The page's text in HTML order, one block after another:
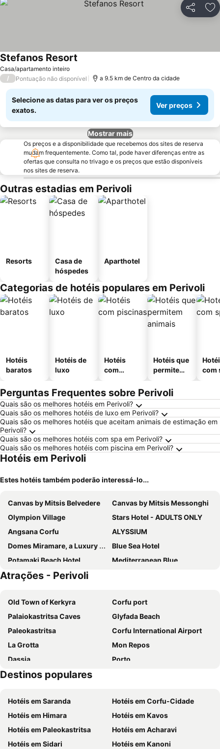
Partilhar
Casa/apartamento inteiro
Stefanos Resort
/ Pontuação não disponível a 9.5 km de Centro da cidade
Selecione as datas para ver os preços
exatos.
Ver preços
Mostrar mais
Os preços e a disponibilidade que recebemos dos sites de reserva
mudam frequentemente. Como tal, pode haver diferenças entre as
ofertas que consulta no trivago e os preços que estão disponíveis
nos sites de reserva.
Outras estadias em Perivoli
Resorts
Casa de
hóspedes
Aparthotel
Categorias de hotéis populares em Perivoli
Hotéis
baratos
Hotéis de
luxo
Hotéis
com
Hotéis que
permitem
com
Perguntas Frequentes sobre Perivoli
Quais são os melhores hotéis em Perivoli?
Quais são os melhores hotéis de luxo em Perivoli?
Quais são os melhores hotéis que aceitam animais de estimação em
Perivoli?
Quais são os melhores hotéis com spa em Perivoli?
Quais são os melhores hotéis com piscina em Perivoli?
Hotéis em Perivoli
Estes hotéis também poderão interessá-lo...
Canvas by Mitsis Belvedere
Canvas by Mitsis Messonghi
Olympion Village
Stars Hotel - ADULTS ONLY
Angsana Corfu
ALYSSIUM
Domes Miramare, a Luxury Collection Resort, Corfu
Blue Sea Hotel
Potamaki Beach Hotel
Mediterranean Blue
Complex Lemon Grove
Palms and Spas Villas Retreat
Corfu Maris Hotel
Kairaba Sandy Villas
Nido, Mar-Bella Collection
Ekati Mare Lifestyle Resort
Sentido Apollo Palace
Ella Alkyna
Ray Hotel Corfu
Lefkimi Hotel
CNic Gemini Hotel
Trabukos Beach Complex
Corfu Pelagos Hotel
Bella Vista
Kairaba Mythos Palace
Kavos Plaza Hotel
Riviera
Hotel Kaiser Bridge
Avra Budget Beach Hotel
Blue Diamond Studios
Atrações - Perivoli
Old Town of Kerkyra
Corfu port
Palaiokastritsa Caves
Glyfada Beach
Paleokastritsa
Corfu International Airport
La Grotta
Mon Repos
Dassia
Porto
Nisaki
Ipsos
Kavos Beach
Kontogialos Pelekas Beach
Antipaxos
Kassiopi
Agios Gordis South
Santa Barbara
Gardeno
Destinos populares
Hotéis em Saranda
Hotéis em Corfu-Cidade
Hotéis em Himara
Hotéis em Kavos
Hotéis em Paleokastritsa
Hotéis em Acharavi
Hotéis em Sidari
Hotéis em Kanoni